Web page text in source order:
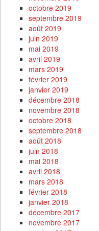
octobre 2019
septembre 2019
août 2019
juin 2019
mai 2019
avril 2019
mars 2019
février 2019
janvier 2019
décembre 2018
novembre 2018
octobre 2018
septembre 2018
août 2018
juin 2018
mai 2018
avril 2018
mars 2018
février 2018
janvier 2018
décembre 2017
novembre 2017